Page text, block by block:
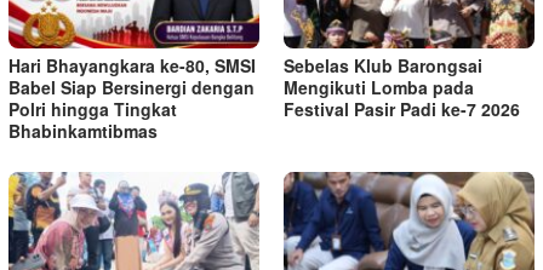
Hari Bhayangkara ke-80, SMSI
Babel Siap Bersinergi dengan
Polri hingga Tingkat
Bhabinkamtibmas
Sebelas Klub Barongsai
Mengikuti Lomba pada
Festival Pasir Padi ke-7 2026